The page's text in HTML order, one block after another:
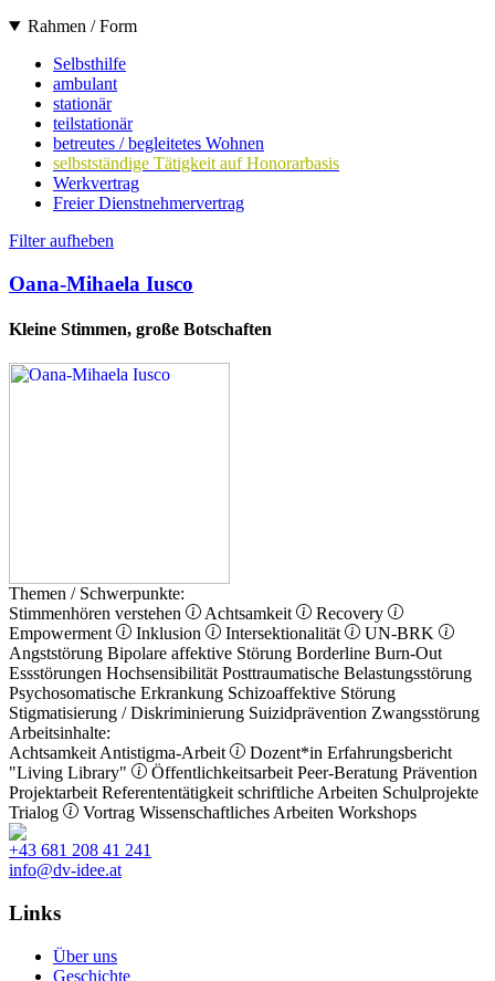
Rahmen / Form
Selbsthilfe
ambulant
stationär
teilstationär
betreutes / begleitetes Wohnen
selbstständige Tätigkeit auf Honorarbasis
Werkvertrag
Freier Dienstnehmervertrag
Filter aufheben
Oana-Mihaela Iusco
Kleine Stimmen, große Botschaften
Themen / Schwerpunkte:
Stimmenhören verstehen
Achtsamkeit
Recovery
Empowerment
Inklusion Intersektionalität
UN-BRK
Angststörung Bipolare affektive Störung Borderline Burn-Out
Essstörungen Hochsensibilität Posttraumatische Belastungsstörung
Psychosomatische Erkrankung Schizoaffektive Störung
Stigmatisierung / Diskriminierung Suizidprävention Zwangsstörung
Arbeitsinhalte:
Achtsamkeit Antistigma-Arbeit Dozent*in Erfahrungsbericht
"Living Library"
Öffentlichkeitsarbeit Peer-Beratung Prävention
Projektarbeit Referententätigkeit schriftliche Arbeiten Schulprojekte
Trialog
Vortrag Wissenschaftliches Arbeiten Workshops
+43 681 208 41 241
info@dv-idee.at
Links
Über uns
Geschichte